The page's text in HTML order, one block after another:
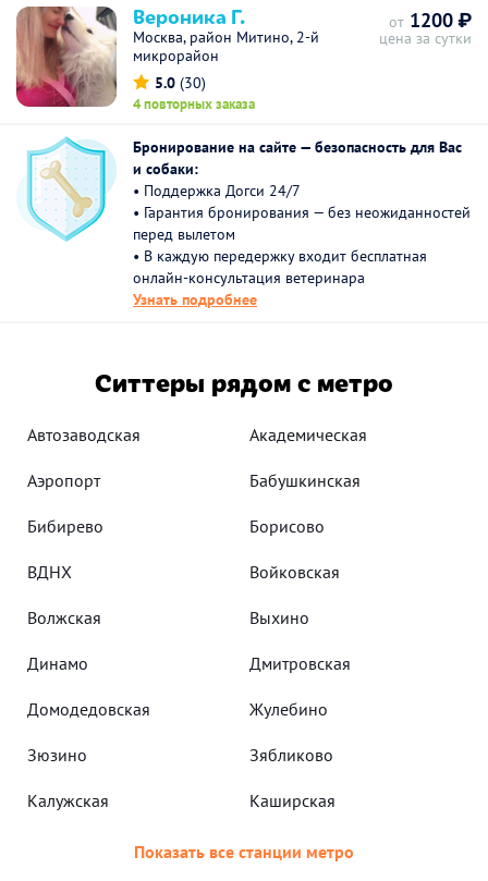
Вероника Г.
Москва, район Митино, 2-й
микрорайон
5.0 (30)
4 повторных заказа
от 1200 ₽
цена за сутки
Бронирование на сайте — безопасность для Вас
и собаки:
• Поддержка Догси 24/7
• Гарантия бронирования — без неожиданностей
перед вылетом
• В каждую передержку входит бесплатная
онлайн-консультация ветеринара
Узнать подробнее
Ситтеры рядом с метро
Автозаводская Академическая
Аэропорт Бабушкинская
Бибирево Борисово
ВДНХ Войковская
Волжская Выхино
Динамо Дмитровская
Домодедовская Жулебино
Зюзино Зябликово
Калужская Каширская
Показать все станции метро